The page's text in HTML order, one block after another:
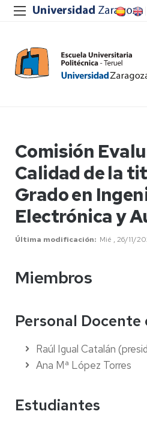
Comisión
Calidad de la
Grado en
Electrónica y
Última modificación Mié , 26/11/
Miembros
Personal
Raúl Igual Catalán
Ana Mª López Torres
Estudiantes